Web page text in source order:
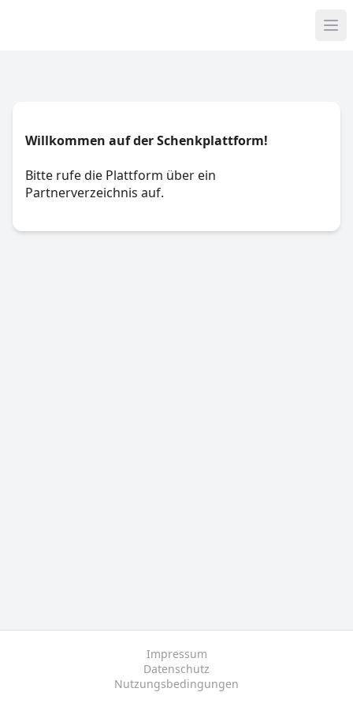
Willkommen auf der Schenkplattform!
Bitte rufe die Plattform über ein
Partnerverzeichnis auf.
Impressum
Datenschutz
Nutzungsbedingungen